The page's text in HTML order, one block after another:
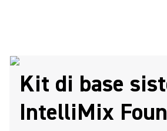
Kit di base
IntelliMix